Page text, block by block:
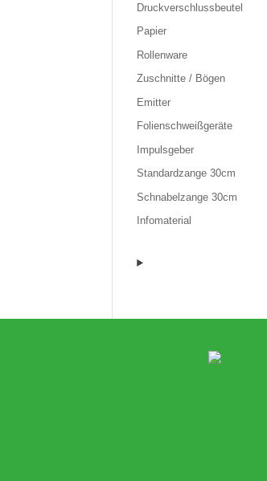
Druckverschlussbeutel
Papier
Rollenware
Zuschnitte / Bögen
Emitter
Folienschweißgeräte
Impulsgeber
Standardzange 30cm
Schnabelzange 30cm
Infomaterial